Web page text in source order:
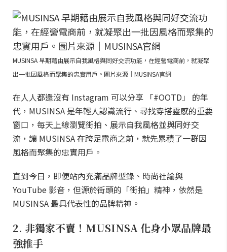
MUSINSA 早期藉由展示自我風格與同好交流功能，在經營電商前，就凝聚
出一批因風格而聚集的忠實用戶。圖片來源｜MUSINSA官網
在人人都還沒有 Instagram 可以分享 「#OOTD」 的年
代，MUSINSA 是年輕人認識流行、尋找穿搭靈感的重要
窗口，每天上線瀏覽街拍、展示自我風格並與同好交
流，讓 MUSINSA 在跨足電商之前，就先累積了一群因
風格而聚集的忠實用戶。
直到今日，即便站內充滿品牌型錄、時尚社論與
YouTube 影音，但源於街頭的「街拍」精神，依然是
MUSINSA 最具代表性的品牌精神。
2. 非獨家不賣！MUSINSA 化身小眾品牌最
強推手